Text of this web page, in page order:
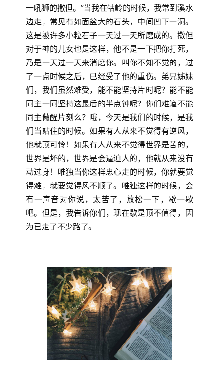
一吼狮的撒但。”当我在牯岭的时候，我常到溪水
边走，常见有如面盆大的石头，中间凹下一洞。
这是被许多小粒石子一天过一天所磨成的。撒但
对于神的儿女也是这样，他不是一下把你打死，
乃是一天过一天来消磨你。叫你不知不觉的，过
了一点时候之后，已经受了他的重伤。弟兄姊妹
们，我们虽然难受，能不能坚持片时呢？能不能
同主一同坚持这最后的半点钟呢？你们难道不能
同主儆醒片刻么？哦，今天是我们的时候，是我
们当站住的时候。如果有人从来不觉得有逆风，
他就顶可怜！如果有人从来不觉得世界是苦的，
世界是坏的，世界是会逼迫人的，他就从来没有
动过身！唯独当你这样忠心走的时候，你就要觉
得难，就要觉得风不顺了。唯独这样的时候，会
有一声音对你说，太苦了，放松一下，歇一歇
吧。但是，我告诉你们，现在歇是顶不值得，因
为已走了不少路了。